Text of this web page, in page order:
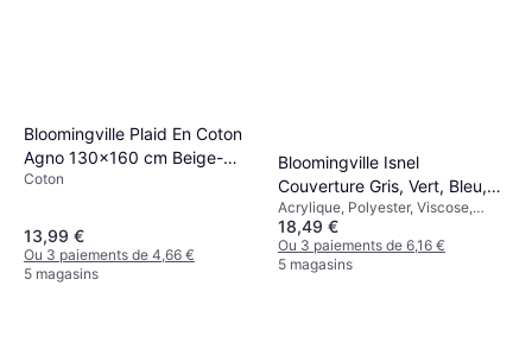
Bloomingville Plaid En Coton
Agno 130x160 cm Beige-
Bleu Couverture Beige, Bleu
Coton
13,99 €
Ou 3 paiements de 4,66 €
5 magasins
Bloomingville Isnel
Couverture Gris, Vert, Bleu,
Multicolore (160x130cm)
Acrylique, Polyester, Viscose,
Coton
18,49 €
Ou 3 paiements de 6,16 €
5 magasins